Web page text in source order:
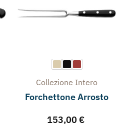
Collezione Intero
Forchettone Arrosto
153,00 €